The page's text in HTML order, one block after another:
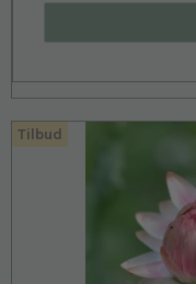
Tilbud